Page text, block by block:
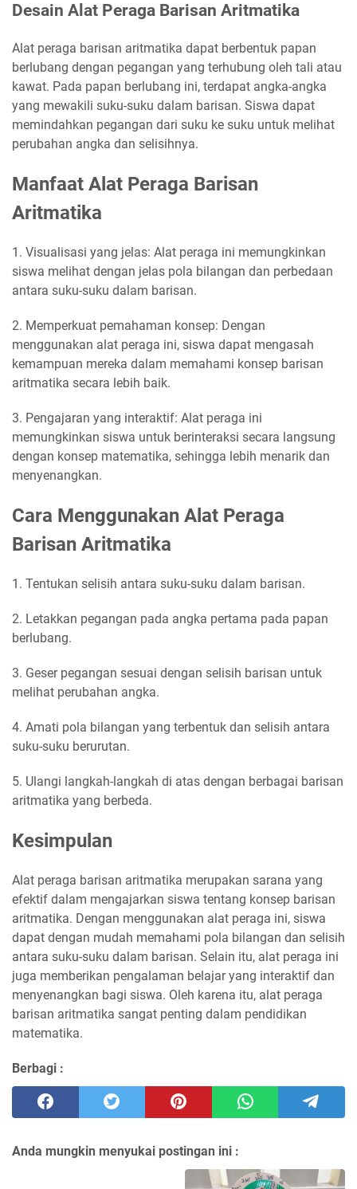
Desain Alat Peraga Barisan Aritmatika
Alat peraga barisan aritmatika dapat berbentuk papan
berlubang dengan pegangan yang terhubung oleh tali atau
kawat. Pada papan berlubang ini, terdapat angka-angka
yang mewakili suku-suku dalam barisan. Siswa dapat
memindahkan pegangan dari suku ke suku untuk melihat
perubahan angka dan selisihnya.
Manfaat Alat Peraga Barisan
Aritmatika
1. Visualisasi yang jelas: Alat peraga ini memungkinkan
siswa melihat dengan jelas pola bilangan dan perbedaan
antara suku-suku dalam barisan.
2. Memperkuat pemahaman konsep: Dengan
menggunakan alat peraga ini, siswa dapat mengasah
kemampuan mereka dalam memahami konsep barisan
aritmatika secara lebih baik.
3. Pengajaran yang interaktif: Alat peraga ini
memungkinkan siswa untuk berinteraksi secara langsung
dengan konsep matematika, sehingga lebih menarik dan
menyenangkan.
Cara Menggunakan Alat Peraga
Barisan Aritmatika
1. Tentukan selisih antara suku-suku dalam barisan.
2. Letakkan pegangan pada angka pertama pada papan
berlubang.
3. Geser pegangan sesuai dengan selisih barisan untuk
melihat perubahan angka.
4. Amati pola bilangan yang terbentuk dan selisih antara
suku-suku berurutan.
5. Ulangi langkah-langkah di atas dengan berbagai barisan
aritmatika yang berbeda.
Kesimpulan
Alat peraga barisan aritmatika merupakan sarana yang
efektif dalam mengajarkan siswa tentang konsep barisan
aritmatika. Dengan menggunakan alat peraga ini, siswa
dapat dengan mudah memahami pola bilangan dan selisih
antara suku-suku dalam barisan. Selain itu, alat peraga ini
juga memberikan pengalaman belajar yang interaktif dan
menyenangkan bagi siswa. Oleh karena itu, alat peraga
barisan aritmatika sangat penting dalam pendidikan
matematika.
Berbagi :
Anda mungkin menyukai postingan ini :